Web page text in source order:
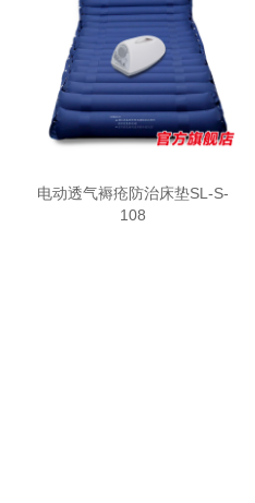
电动透气褥疮防治床垫SL-S-
108